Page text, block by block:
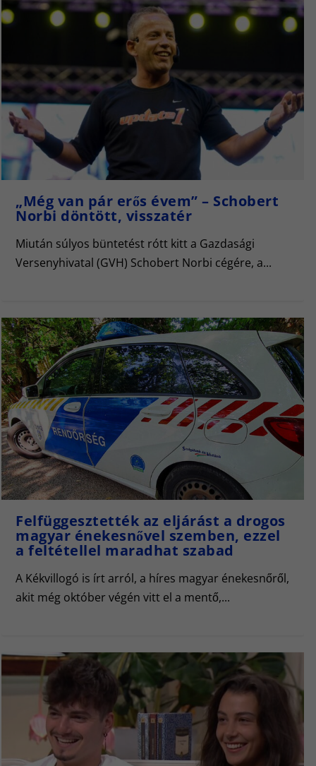
„Még van pár erős évem” – Schobert
Norbi döntött, visszatér
Miután súlyos büntetést rótt kitt a Gazdasági
Versenyhivatal (GVH) Schobert Norbi cégére, a...
Felfüggesztették az eljárást a drogos
magyar énekesnővel szemben, ezzel
a feltétellel maradhat szabad
A Kékvillogó is írt arról, a híres magyar énekesnőről,
akit még október végén vitt el a mentő,...